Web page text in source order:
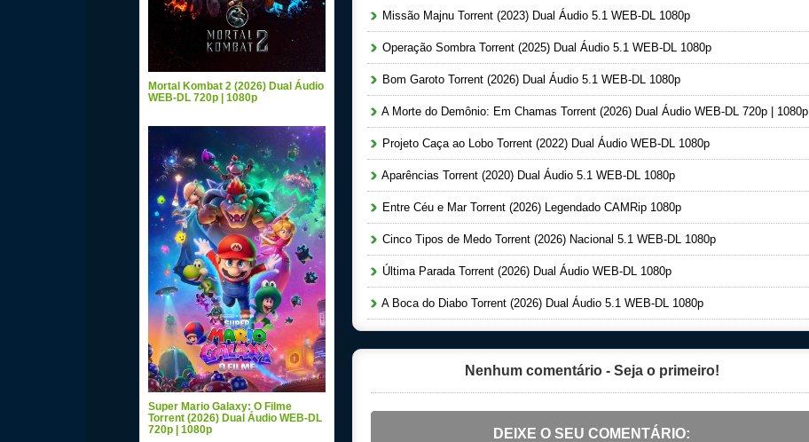
Missão Majnu Torrent (2023) Dual Áudio 5.1 WEB-DL 1080p
Operação Sombra Torrent (2025) Dual Áudio 5.1 WEB-DL 1080p
Bom Garoto Torrent (2026) Dual Áudio 5.1 WEB-DL 1080p
A Morte do Demônio: Em Chamas Torrent (2026) Dual Áudio WEB-DL 720p | 1080p
Projeto Caça ao Lobo Torrent (2022) Dual Áudio WEB-DL 1080p
Aparências Torrent (2020) Dual Áudio 5.1 WEB-DL 1080p
Entre Céu e Mar Torrent (2026) Legendado CAMRip 1080p
Cinco Tipos de Medo Torrent (2026) Nacional 5.1 WEB-DL 1080p
Última Parada Torrent (2026) Dual Áudio WEB-DL 1080p
A Boca do Diabo Torrent (2026) Dual Áudio 5.1 WEB-DL 1080p
Nenhum comentário - Seja o primeiro!
DEIXE O SEU COMENTÁRIO:
Mortal Kombat 2 (2026) Dual Áudio
WEB-DL 720p | 1080p
Super Mario Galaxy: O Filme
Torrent (2026) Dual Áudio WEB-DL
720p | 1080p